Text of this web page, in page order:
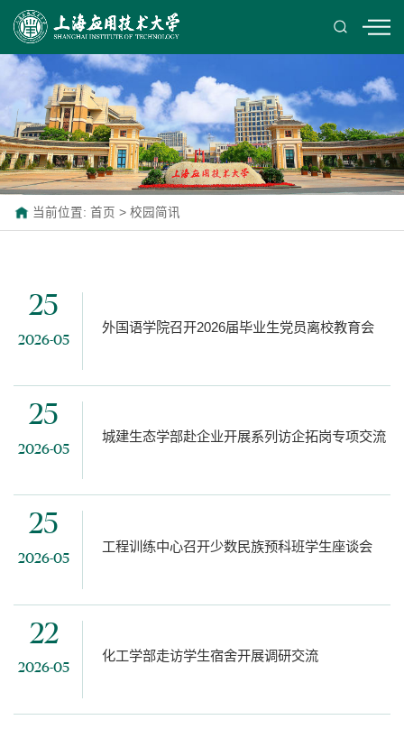
当前位置:首页 >校园简讯
25
2026-05
外国语学院召开2026届毕业生党员离校教育会
25
2026-05
城建生态学部赴企业开展系列访企拓岗专项交流
25
2026-05
工程训练中心召开少数民族预科班学生座谈会
22
2026-05
化工学部走访学生宿舍开展调研交流